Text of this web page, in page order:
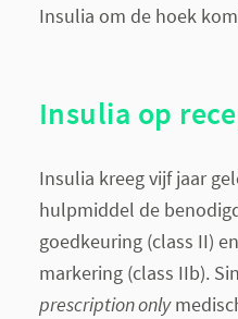
Insulia om de hoek
Insulia op
Insulia kreeg vijf jaar
hulpmiddel de
goedkeuring (class II)
markering (class IIb).
prescription only